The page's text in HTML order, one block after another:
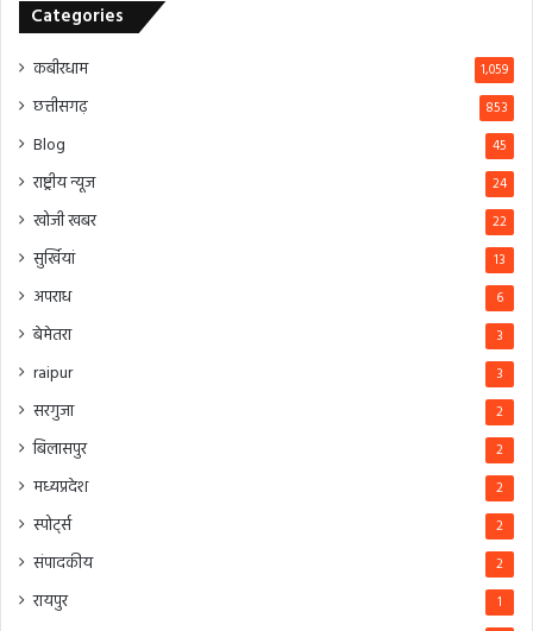
Categories
कबीरधाम 1,059
छत्तीसगढ़ 853
Blog 45
राष्ट्रीय न्यूज 24
खोजी खबर 22
सुर्खियां 13
अपराध 6
बेमेतरा 3
raipur 3
सरगुजा 2
बिलासपुर 2
मध्यप्रदेश 2
स्पोर्ट्स 2
संपादकीय 2
रायपुर 1